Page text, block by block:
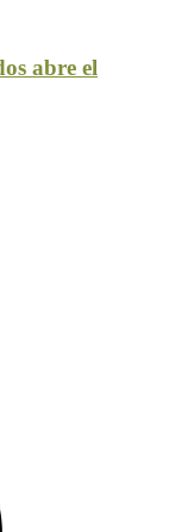
abre el